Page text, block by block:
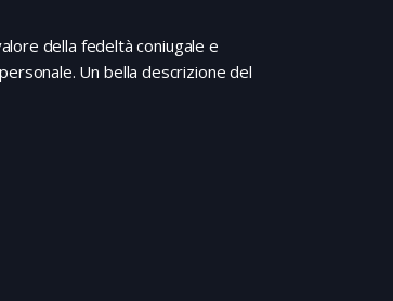
della fedeltà coniugale e
Un bella descrizione del